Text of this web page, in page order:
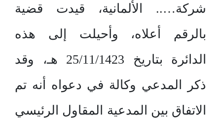
شركة….. الألمانية، قيدت قضية
بالرقم أعلاه، وأحيلت إلى هذه
الدائرة بتاريخ 25/11/1423 هـ، وقد
ذكر المدعي وكالة في دعواه أنه تم
الاتفاق بين المدعية المقاول الرئيسي